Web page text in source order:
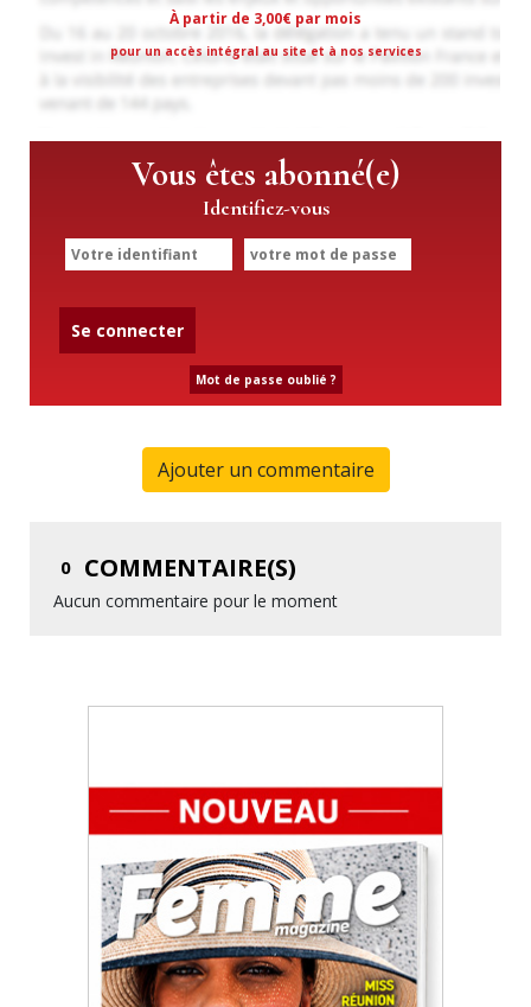
À partir de 3,00€ par mois
pour un accès intégral au site et à nos services
Vous êtes abonné(e)
Identifiez-vous
Se connecter
Mot de passe oublié ?
Ajouter un commentaire
0 COMMENTAIRE(S)
Aucun commentaire pour le moment